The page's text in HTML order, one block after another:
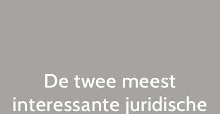
De twee meest
interessante juridische